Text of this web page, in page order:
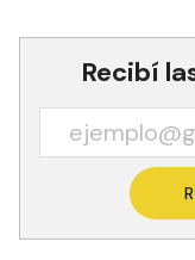
Recibí